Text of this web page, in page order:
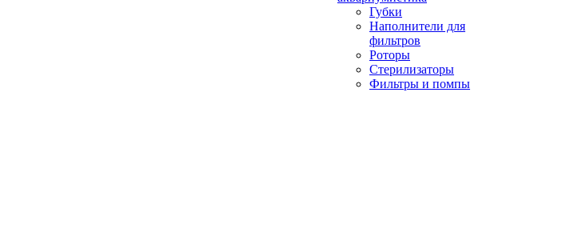
Губки
Наполнители для
фильтров
Роторы
Стерилизаторы
Фильтры и помпы